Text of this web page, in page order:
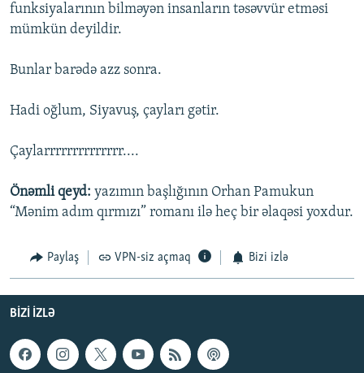
funksiyalarının bilməyən insanların təsəvvür etməsi
mümkün deyildir.
Bunlar barədə azz sonra.
Hadi oğlum, Siyavuş, çayları gətir.
Çaylarrrrrrrrrrrrrr....
Önəmli qeyd: yazımın başlığının Orhan Pamukun
“Mənim adım qırmızı” romanı ilə heç bir əlaqəsi yoxdur.
Paylaş VPN-siz açmaq Bizi izlə
BIZI IZLƏ